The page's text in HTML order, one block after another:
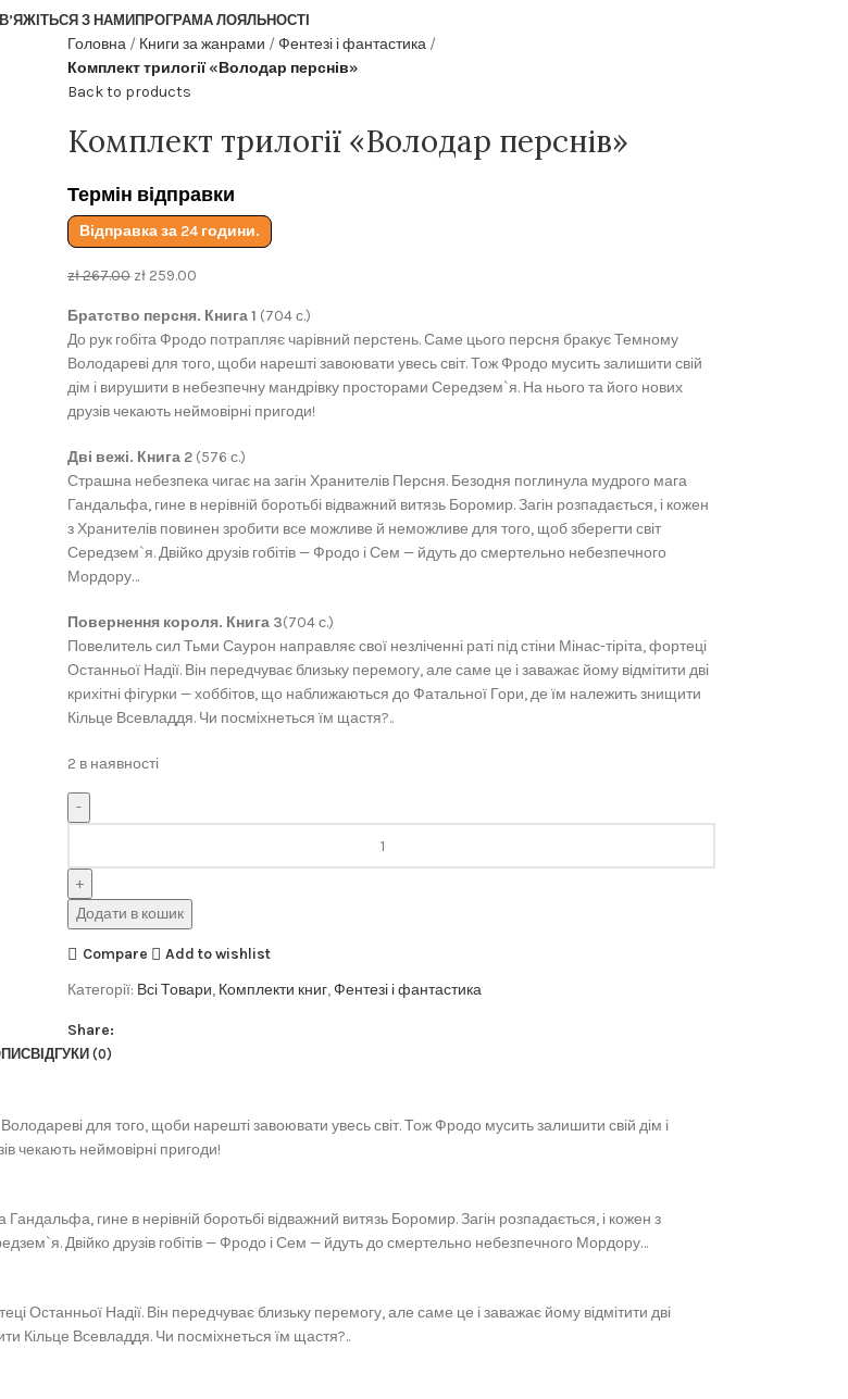
З НАМИ ПРОГРАМА ЛОЯЛЬНОСТІ
Головна Книги за жанрами
Фентезі і фантастика
Комплект трилогії «Володар перснів»
Back to products
Комплект трилогії «Володар перснів»
Термін відправки
Відправка за 24 години.
zł267.00 zł259.00
Братство персня. Книга 1 (704 с.)
До рук гобіта Фродо потрапляє чарівний перстень. Саме цього персня бракує Темному
Володареві для того, щоби нарешті завоювати увесь світ. Тож Фродо мусить залишити свій
дім і вирушити в небезпечну мандрівку просторами Середзем`я. На нього та його нових
друзів чекають неймовірні пригоди!
Дві вежі. Книга 2(576 с.)
Страшна небезпека чигає на загін Хранителів Персня. Безодня поглинула мудрого мага
Гандальфа, гине в нерівній боротьбі відважний витязь Боромир. Загін розпадається, і кожен
з Хранителів повинен зробити все можливе й неможливе для того, щоб зберегти світ
Середзем`я. Двійко друзів гобітів — Фродо і Сем — йдуть до смертельно небезпечного
Мордору…
Повернення короля. Книга 3(704 с.)
Повелитель сил Тьми Саурон направляє свої незліченні раті під стіни Мінас-тіріта, фортеці
Останньої Надії. Він передчуває близьку перемогу, але саме це і заважає йому відмітити дві
крихітні фігурки — хоббітов, що наближаються до Фатальної Гори, де їм належить знищити
Кільце Всевладдя. Чи посміхнеться їм щастя?..
2 в наявності
Додати в кошик
Compare
Add to wishlist
Категорії: Всі Товари, Комплекти книг,Фентезі і фантастика
Share:
ВІДГУКИ (0)
для того, щоби нарешті завоювати увесь світ. Тож Фродо мусить залишити свій дім і
чекають неймовірні пригоди!
гине в нерівній боротьбі відважний витязь Боромир. Загін розпадається, і кожен з
Двійко друзів гобітів — Фродо і Сем — йдуть до смертельно небезпечного Мордору…
Останньої Надії. Він передчуває близьку перемогу, але саме це і заважає йому відмітити дві
Кільце Всевладдя. Чи посміхнеться їм щастя?..